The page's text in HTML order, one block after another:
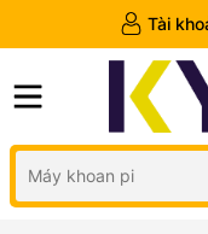
Tài